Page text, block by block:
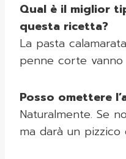
Qual è il miglior
questa ricetta?
La pasta
penne corte vanno
Posso omettere
Naturalmente. Se
ma darà un